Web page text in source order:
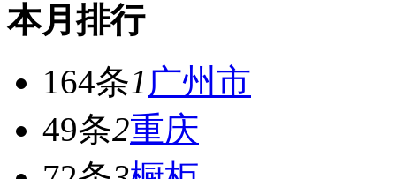
本月排行
164条1 广州市
49条2重庆